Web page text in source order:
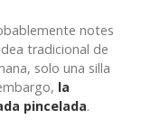
notes
tradicional de
solo una silla
la
pincelada.